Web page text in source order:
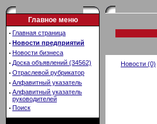
Главное меню
· Главная страница
· Новости предприятий
· Новости бизнеса
· Доска объявлений (34562)
· Отраслевой рубрикатор
· Алфавитный указатель
· Алфавитный указатель
руководителей
· Поиск
Новости (0)